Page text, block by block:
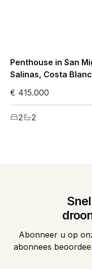
Penthouse in San
Salinas, Costa
€ 415.000
2 2
Abonneer u op
abonnees